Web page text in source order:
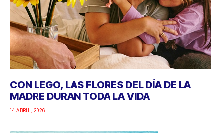
CON LEGO, LAS FLORES DEL DÍA DE LA
MADRE DURAN TODA LA VIDA
14 ABRIL, 2026